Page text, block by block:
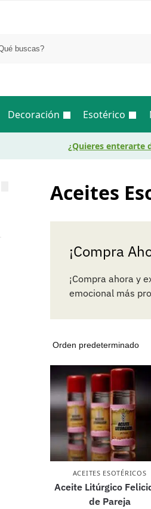
Decoración Esotérico
¿Quieres enterarte
Aceites
¡Compra
¡Compra ahora y
emocional más
ACEITES ESOTÉRICOS
Aceite Litúrgico
de Pareja